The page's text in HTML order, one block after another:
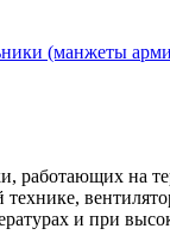
(манжеты
на
и при